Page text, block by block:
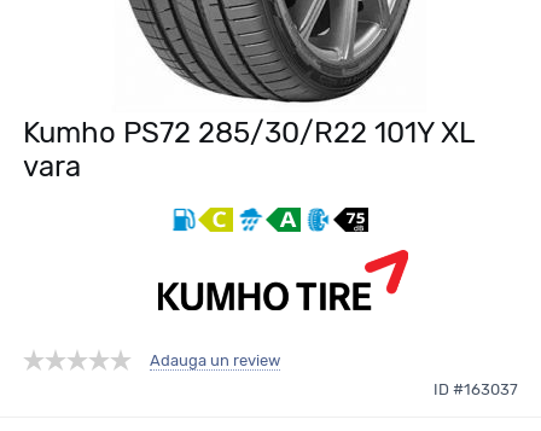
Kumho PS72 285/30/R22 101Y XL
vara
Adauga un review
ID #163037